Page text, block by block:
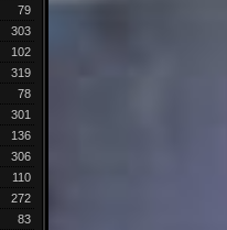
79
303
102
319
78
301
136
306
110
272
83